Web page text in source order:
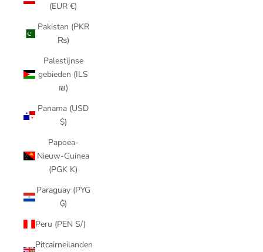
(EUR €)
Pakistan (PKR
₨)
Palestijnse
gebieden (ILS
₪)
Panama (USD
$)
Papoea-
Nieuw-Guinea
(PGK K)
Paraguay (PYG
₲)
Peru (PEN S/)
Pitcairneilanden